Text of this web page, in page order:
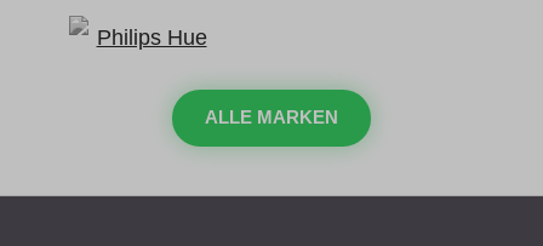
ALLE MARKEN